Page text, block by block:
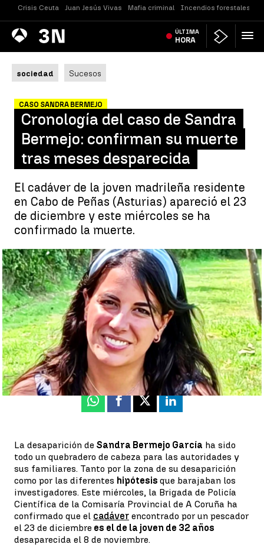
Crisis Ceuta Juan Jesús Vivas Mafia criminal Incendios forestales
Antena
3 Noticias ÚLTIMA
HORA
sociedad Sucesos
CASO SANDRA BERMEJO
Cronología del caso de Sandra
Bermejo: confirman su muerte
tras meses desparecida
El cadáver de la joven madrileña residente
en Cabo de Peñas (Asturias) apareció el 23
de diciembre y este miércoles se ha
confirmado la muerte.
Cronología del caso de Sandra Bermejo: hallada sin vida tras
meses desparecida |Antena 3 Noticias
Luis Alcantud
Publicado:
04 de enero de 2023, 15:39
Whatsapp
Facebook
X Linkedin
La desaparición de Sandra Bermejo García ha sido
todo un quebradero de cabeza para las autoridades y
sus familiares. Tanto por la zona de su desaparición
como por las diferentes hipótesis que barajaban los
investigadores. Este miércoles, la Brigada de Policía
Científica de la Comisaría Provincial de A Coruña ha
confirmado que el cadáver encontrado por un pescador
el 23 de diciembre es el de la joven de 32 años
desaparecida el 8 de noviembre.